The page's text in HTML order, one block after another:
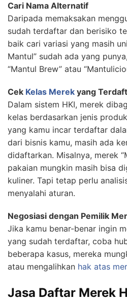
Cari Nama Alternatif
Daripada memaksakan
sudah terdaftar dan berisiko
baik cari variasi yang masih
Mantul” sudah ada yang
“Mantul Brew” atau
Cek Kelas Merek yang
Dalam sistem HKI, merek
kelas berdasarkan jenis
yang kamu incar terdaftar
dari bisnis kamu, masih ada
didaftarkan. Misalnya, merek
pakaian mungkin masih bisa
kuliner. Tapi tetap perlu
menyalahi aturan.
Negosiasi dengan Pemilik
Jika kamu benar-benar ingin
yang sudah terdaftar, coba
beberapa kasus, mereka
atau mengalihkan hak atas
Jasa Daftar Merek